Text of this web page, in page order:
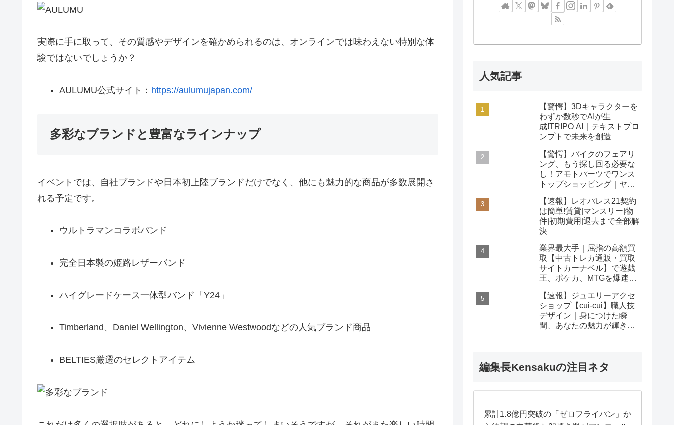
実際に手に取って、その質感やデザインを確かめられるのは、オンラインでは味わえない特別な体
験ではないでしょうか？
AULUMU公式サイト： https://aulumujapan.com/
多彩なブランドと豊富なラインナップ
イベントでは、自社ブランドや日本初上陸ブランドだけでなく、他にも魅力的な商品が多数展開さ
れる予定です。
ウルトラマンコラボバンド
完全日本製の姫路レザーバンド
ハイグレードケース一体型バンド「Y24」
Timberland、Daniel Wellington、Vivienne Westwoodなどの人気ブランド商品
BELTIES厳選のセレクトアイテム
人気記事
【驚愕】3Dキャラクターを
わずか数秒でAIが生
成!TRIPO AI｜テキストプロ
ンプトで未来を創造
【驚愕】バイクのフェアリ
ング、もう探し回る必要な
し！アモトパーツでワンス
トップショッピング｜ヤマ
【速報】レオパレス21契約
は簡単!賃貸|マンスリー|物
件|初期費用|退去まで全部解
決
業界最大手｜屈指の高額買
取【中古トレカ通販・買取
サイトカーナベル】で遊戯
王、ポケカ、MTGを爆速査
【速報】ジュエリーアクセ
ショップ【cui-cui】職人技
デザイン｜身につけた瞬
間、あなたの魅力が輝き出
編集長Kensakuの注目ネタ
累計1.8億円突破の「ゼロフライパン」か